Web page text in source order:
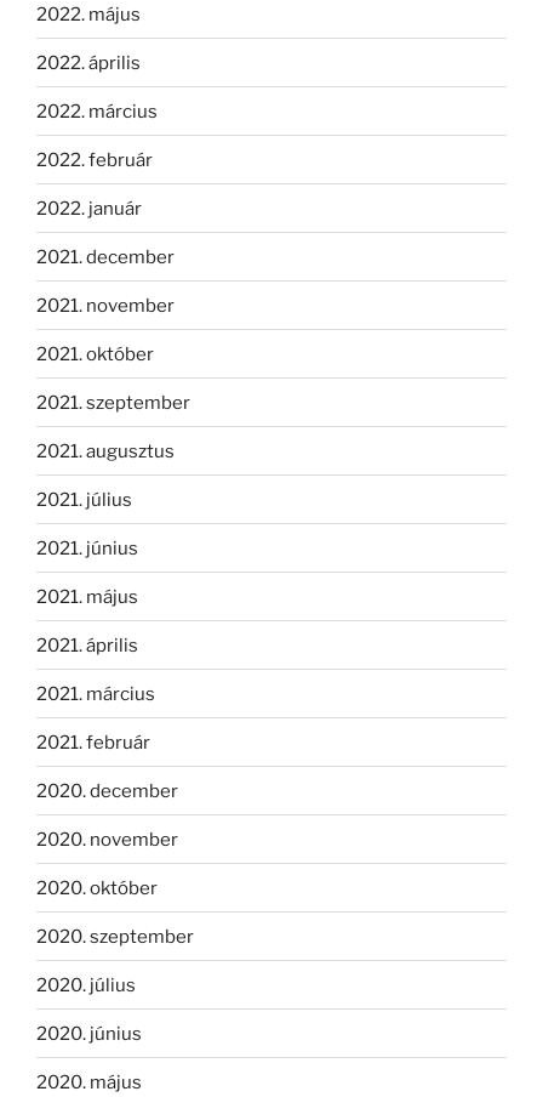
2022. május
2022. április
2022. március
2022. február
2022. január
2021. december
2021. november
2021. október
2021. szeptember
2021. augusztus
2021. július
2021. június
2021. május
2021. április
2021. március
2021. február
2020. december
2020. november
2020. október
2020. szeptember
2020. július
2020. június
2020. május